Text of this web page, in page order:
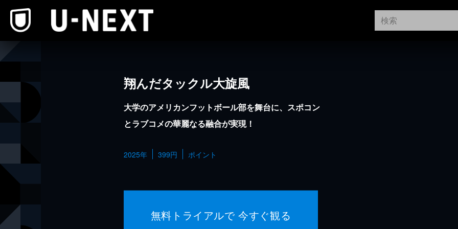
翔んだタックル大旋風
大学のアメリカンフットボール部を舞台に、スポコン
とラブコメの華麗なる融合が実現！
2025年 399円 ポイント
無料トライアルで 今すぐ観る